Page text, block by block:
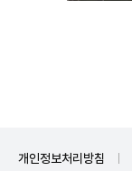
개인정보처리방침